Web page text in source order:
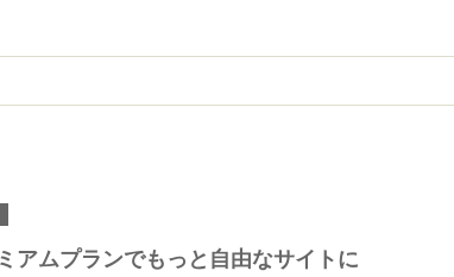
アムプランでもっと自由なサイトに